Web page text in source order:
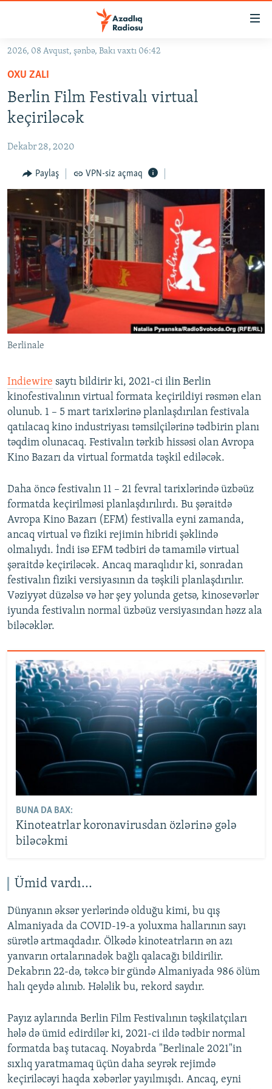
Əsas
qayıt
Əsas
naviqasiyaya
qayıt
Axtarışa
#İZAHLA
KORRUPSIOMETR
#ƏSLINDƏ
FƏRQƏ BAX
QANUNI DOĞRU
ARAŞDIRMA
MULTIMEDIA
VIDEO
FOTOQALEREYA
İNFOQRAFIKA
KARIKATURA
RADIO ARXIV
OXU ZALI
AZƏRBAYCAN ƏDƏBIYYATI KITABXANASI
İSLAM VƏ DEMOKRATIYA
İZ - MƏDƏNIYYƏT PROQRAMI
HAQQIMIZDA
MISSIYAMIZ
PEŞƏ ETIKASI VƏ JURNALISTIKA STANDARTLARIMIZ
MATERIALLARIMIZDAN ISTIFADƏ
AZADLIQRADIOSU MOBIL TELEFONUNUZDA
XƏBƏR BÜLLETENLƏRIMIZ
BIZI IZLƏ
RFE/RL-in bütün saytları
2026, 08 Avqust, şənbə, Bakı vaxtı 06:42
OXU ZALI
Berlin Film Festivalı virtual
keçiriləcək
Dekabr 28, 2020
Paylaş VPN-siz açmaq
Berlinale
Indiewire saytı bildirir ki, 2021-ci ilin Berlin
kinofestivalının virtual formata keçirildiyi rəsmən elan
olunub. 1 – 5 mart tarixlərinə planlaşdırılan festivala
qatılacaq kino industriyası təmsilçilərinə tədbirin planı
təqdim olunacaq. Festivalın tərkib hissəsi olan Avropa
Kino Bazarı da virtual formatda təşkil ediləcək.
Daha öncə festivalın 11 – 21 fevral tarixlərində üzbəüz
formatda keçirilməsi planlaşdırılırdı. Bu şəraitdə
Avropa Kino Bazarı (EFM) festivalla eyni zamanda,
ancaq virtual və fiziki rejimin hibridi şəklində
olmalıydı. İndi isə EFM tədbiri də tamamilə virtual
şəraitdə keçiriləcək. Ancaq maraqlıdır ki, sonradan
festivalın fiziki versiyasının da təşkili planlaşdırılır.
Vəziyyət düzəlsə və hər şey yolunda getsə, kinosevərlər
iyunda festivalın normal üzbəüz versiyasından həzz ala
biləcəklər.
BUNA DA BAX:
Kinoteatrlar koronavirusdan özlərinə gələ
biləcəkmi
Ümid vardı...
Dünyanın əksər yerlərində olduğu kimi, bu qış
Almaniyada da COVID-19-a yoluxma hallarının sayı
sürətlə artmaqdadır. Ölkədə kinoteatrların ən azı
yanvarın ortalarınadək bağlı qalacağı bildirilir.
Dekabrın 22-də, təkcə bir gündə Almaniyada 986 ölüm
halı qeydə alınıb. Hələlik bu, rekord saydır.
Payız aylarında Berlin Film Festivalının təşkilatçıları
hələ də ümid edirdilər ki, 2021-ci ildə tədbir normal
formatda baş tutacaq. Noyabrda "Berlinale 2021"in
sıxlıq yaratmamaq üçün daha seyrək rejimdə
keçiriləcəyi haqda xəbərlər yayılmışdı. Ancaq, eyni